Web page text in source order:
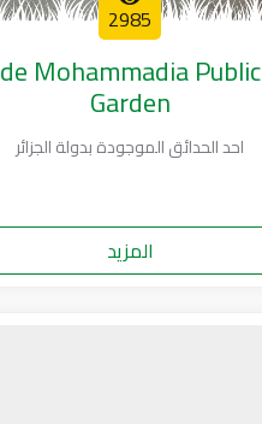
2985
de Mohammadia Public
Garden
احد الحدائق الموجودة بدولة الجزائر
المزيد